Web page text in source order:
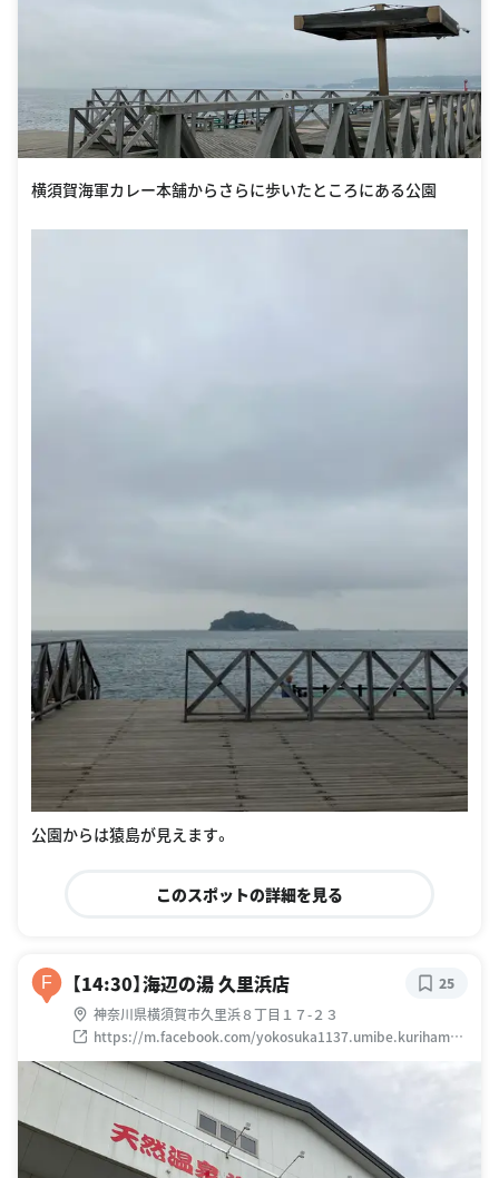
横須賀海軍カレー本舗からさらに歩いたところにある公園
公園からは猿島が見えます。
このスポットの詳細を見る
F 【14:30】海辺の湯 久里浜店
神奈川県横須賀市久里浜８丁目１７-２３
https://m.facebook.com/yokosuka1137.umibe.kurihama4
126/
25